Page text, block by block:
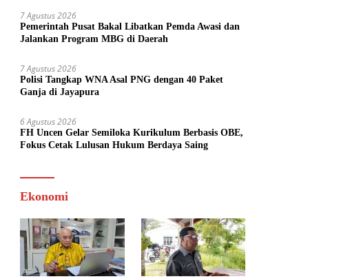
7 Agustus 2026
Pemerintah Pusat Bakal Libatkan Pemda Awasi dan
Jalankan Program MBG di Daerah
7 Agustus 2026
Polisi Tangkap WNA Asal PNG dengan 40 Paket
Ganja di Jayapura
6 Agustus 2026
FH Uncen Gelar Semiloka Kurikulum Berbasis OBE,
Fokus Cetak Lulusan Hukum Berdaya Saing
Ekonomi